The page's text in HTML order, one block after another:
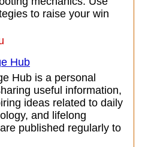
to raise your win
Hub
Hub is a personal
useful information,
ideas related to daily
and lifelong
published regularly to